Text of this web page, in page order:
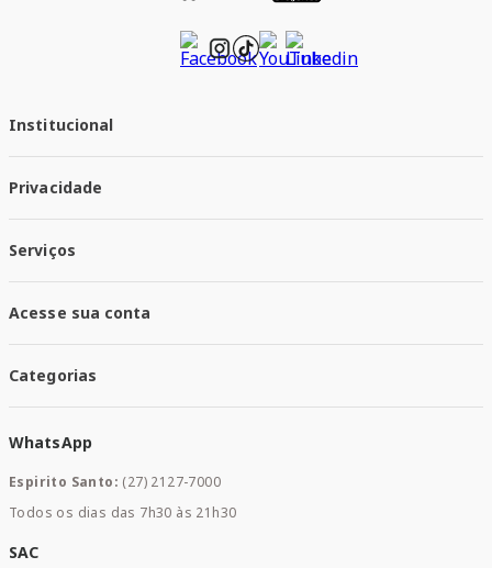
Institucional
Trabalhe conosco
Responsabilidade Social
Nossas Lojas
Privacidade
Política de Entrega
Trocas e Devoluções
Serviços
Santa Mais Exames
Santa Mais Serviços
Santa Mais Convenios
Acesse sua conta
Meus Pedidos
Categorias
Saúde e Bem-estar
Mamães e Bebê
Dermocosméticos
WhatsApp
Espirito Santo: (27) 2127-7000
Todos os dias das 7h30 às 21h30
SAC